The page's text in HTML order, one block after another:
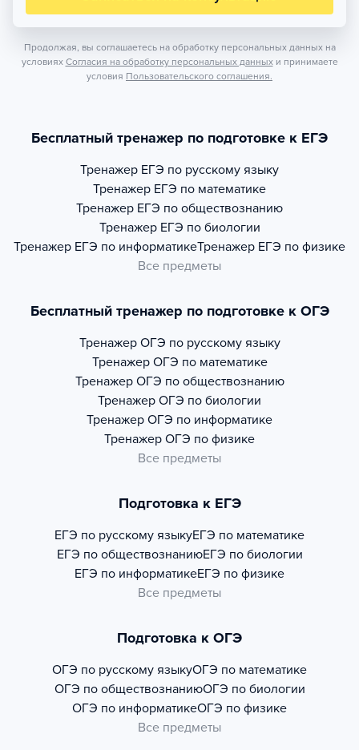
Продолжая, вы соглашаетесь на обработку персональных данных на
условиях Согласия на обработку персональных данных и принимаете
условия Пользовательского соглашения.
Бесплатный тренажер по подготовке к ЕГЭ
Тренажер ЕГЭ по русскому языку
Тренажер ЕГЭ по математике
Тренажер ЕГЭ по обществознанию
Тренажер ЕГЭ по биологии
Тренажер ЕГЭ по информатикеТренажер ЕГЭ по физике
Все предметы
Бесплатный тренажер по подготовке к ОГЭ
Тренажер ОГЭ по русскому языку
Тренажер ОГЭ по математике
Тренажер ОГЭ по обществознанию
Тренажер ОГЭ по биологии
Тренажер ОГЭ по информатике
Тренажер ОГЭ по физике
Все предметы
Подготовка к ЕГЭ
ЕГЭ по русскому языкуЕГЭ по математике
ЕГЭ по обществознаниюЕГЭ по биологии
ЕГЭ по информатикеЕГЭ по физике
Все предметы
Подготовка к ОГЭ
ОГЭ по русскому языкуОГЭ по математике
ОГЭ по обществознаниюОГЭ по биологии
ОГЭ по информатикеОГЭ по физике
Все предметы